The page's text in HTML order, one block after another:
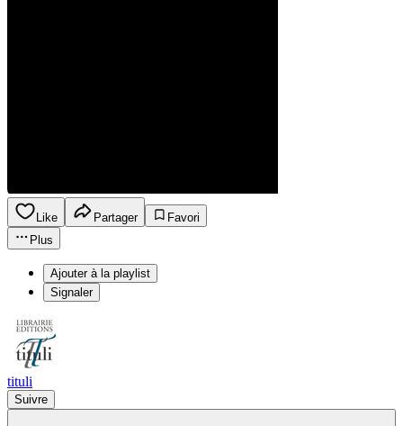
Like Partager
Favori
Plus
Ajouter à la playlist
Signaler
tituli
Suivre